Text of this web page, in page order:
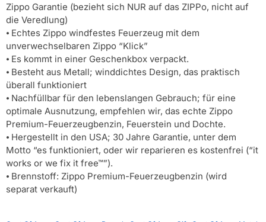
Zippo Garantie (bezieht sich NUR auf das ZIPPo, nicht auf
die Veredlung)
⦁ Echtes Zippo windfestes Feuerzeug mit dem
unverwechselbaren Zippo “Klick”
⦁ Es kommt in einer Geschenkbox verpackt.
⦁ Besteht aus Metall; winddichtes Design, das praktisch
überall funktioniert
⦁ Nachfüllbar für den lebenslangen Gebrauch; für eine
optimale Ausnutzung, empfehlen wir, das echte Zippo
Premium-Feuerzeugbenzin, Feuerstein und Dochte.
⦁ Hergestellt in den USA; 30 Jahre Garantie, unter dem
Motto “es funktioniert, oder wir reparieren es kostenfrei (“it
works or we fix it free™”).
⦁ Brennstoff: Zippo Premium-Feuerzeugbenzin (wird
separat verkauft)